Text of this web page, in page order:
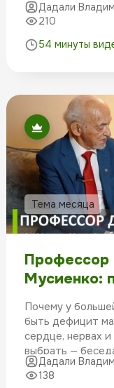
Дадали
210
54 минуты
Тема месяца
Профессор
Мусиенко:
Почему у
быть дефицит
сердце, нервах
выбрать —
руководителем
Мусиенко.
Дадали
138